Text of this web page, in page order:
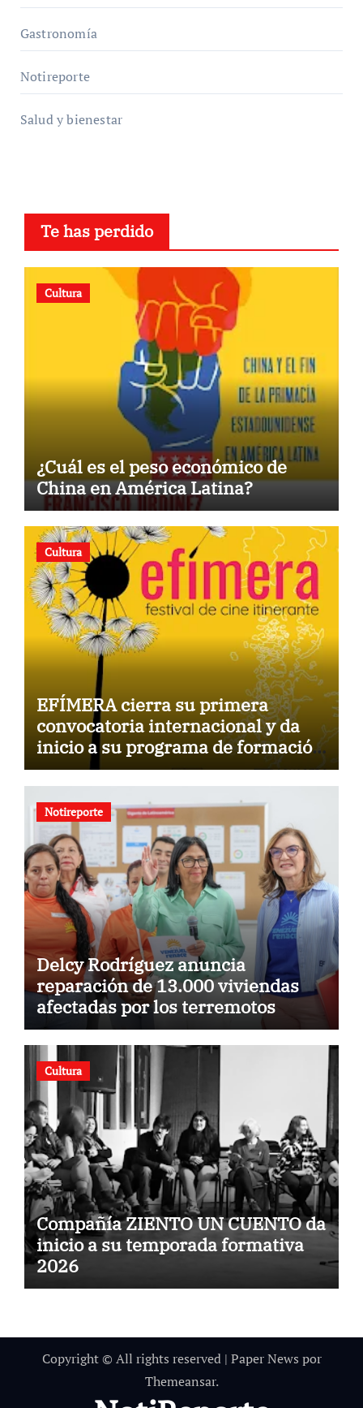
Gastronomía
Notireporte
Salud y bienestar
Te has perdido
Cultura
¿Cuál es el peso económico de
China en América Latina?
Cultura
EFÍMERA cierra su primera
convocatoria internacional y da
inicio a su programa de formación
para la comunidad
Notireporte
Delcy Rodríguez anuncia
reparación de 13.000 viviendas
afectadas por los terremotos
Cultura
Compañía ZIENTO UN CUENTO da
inicio a su temporada formativa
2026
Copyright © All rights reserved | Paper News por
Themeansar.